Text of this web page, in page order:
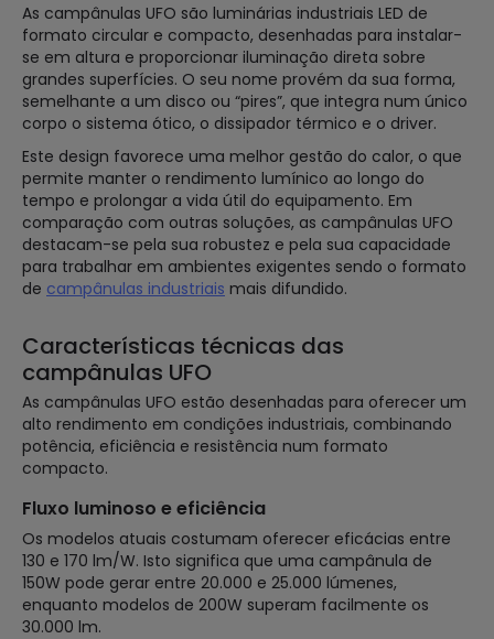
As campânulas UFO são luminárias industriais LED de
formato circular e compacto, desenhadas para instalar-
se em altura e proporcionar iluminação direta sobre
grandes superfícies. O seu nome provém da sua forma,
semelhante a um disco ou “pires”, que integra num único
corpo o sistema ótico, o dissipador térmico e o driver.
Este design favorece uma melhor gestão do calor, o que
permite manter o rendimento lumínico ao longo do
tempo e prolongar a vida útil do equipamento. Em
comparação com outras soluções, as campânulas UFO
destacam-se pela sua robustez e pela sua capacidade
para trabalhar em ambientes exigentes sendo o formato
de campânulas industriais mais difundido.
Características técnicas das
campânulas UFO
As campânulas UFO estão desenhadas para oferecer um
alto rendimento em condições industriais, combinando
potência, eficiência e resistência num formato
compacto.
Fluxo luminoso e eficiência
Os modelos atuais costumam oferecer eficácias entre
130 e 170 lm/W. Isto significa que uma campânula de
150W pode gerar entre 20.000 e 25.000 lúmenes,
enquanto modelos de 200W superam facilmente os
30.000 lm.